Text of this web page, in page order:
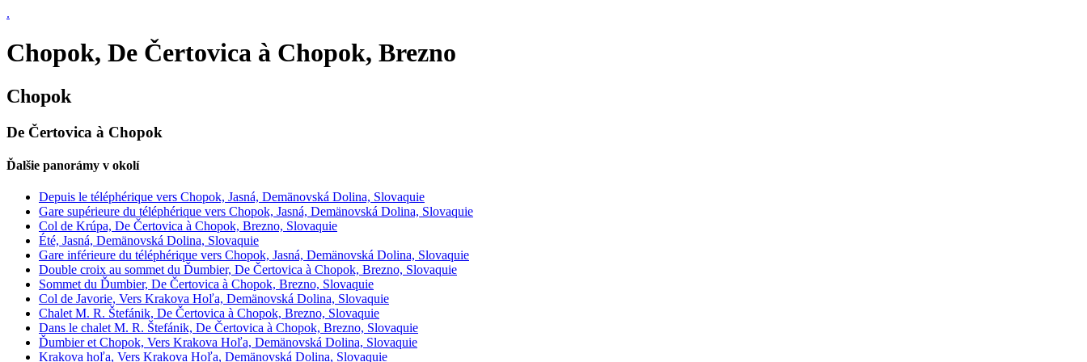
.
Chopok, De Čertovica à Chopok, Brezno
Chopok
De Čertovica à Chopok
Ďalšie panorámy v okolí
Depuis le téléphérique vers Chopok, Jasná, Demänovská Dolina, Slovaquie
Gare supérieure du téléphérique vers Chopok, Jasná, Demänovská Dolina, Slovaquie
Col de Krúpa, De Čertovica à Chopok, Brezno, Slovaquie
Été, Jasná, Demänovská Dolina, Slovaquie
Gare inférieure du téléphérique vers Chopok, Jasná, Demänovská Dolina, Slovaquie
Double croix au sommet du Ďumbier, De Čertovica à Chopok, Brezno, Slovaquie
Sommet du Ďumbier, De Čertovica à Chopok, Brezno, Slovaquie
Col de Javorie, Vers Krakova Hoľa, Demänovská Dolina, Slovaquie
Chalet M. R. Štefánik, De Čertovica à Chopok, Brezno, Slovaquie
Dans le chalet M. R. Štefánik, De Čertovica à Chopok, Brezno, Slovaquie
Ďumbier et Chopok, Vers Krakova Hoľa, Demänovská Dolina, Slovaquie
Krakova hoľa, Vers Krakova Hoľa, Demänovská Dolina, Slovaquie